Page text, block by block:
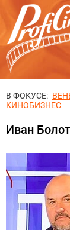
В ФОКУСЕ:
КИНОБИЗНЕС
Иван